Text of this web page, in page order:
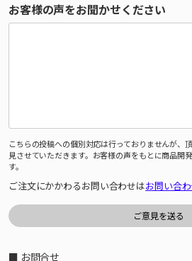
お客様の声をお聞かせください
こちらの投稿への個別対応は行っておりませんが、
見させていただきます。お客様の声をもとに商品開
す。
ご注文にかかわるお問い合わせはお問い合
■ お問合せ